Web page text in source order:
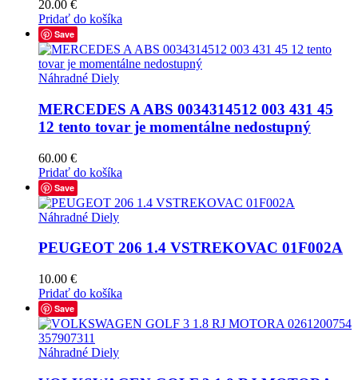
20.00 €
Pridať do košíka
Save
Náhradné Diely
MERCEDES A ABS 0034314512 003 431 45
12 tento tovar je momentálne nedostupný
60.00 €
Pridať do košíka
Save
Náhradné Diely
PEUGEOT 206 1.4 VSTREKOVAC 01F002A
10.00 €
Pridať do košíka
Save
Náhradné Diely